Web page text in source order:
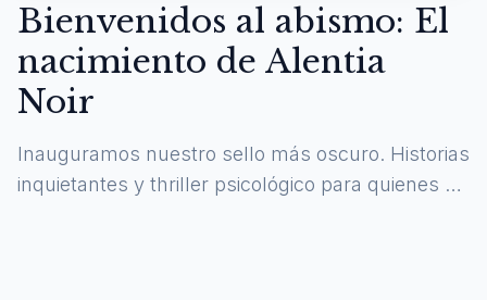
Bienvenidos al abismo: El
nacimiento de Alentia
Noir
Inauguramos nuestro sello más oscuro. Historias
inquietantes y thriller psicológico para quienes se